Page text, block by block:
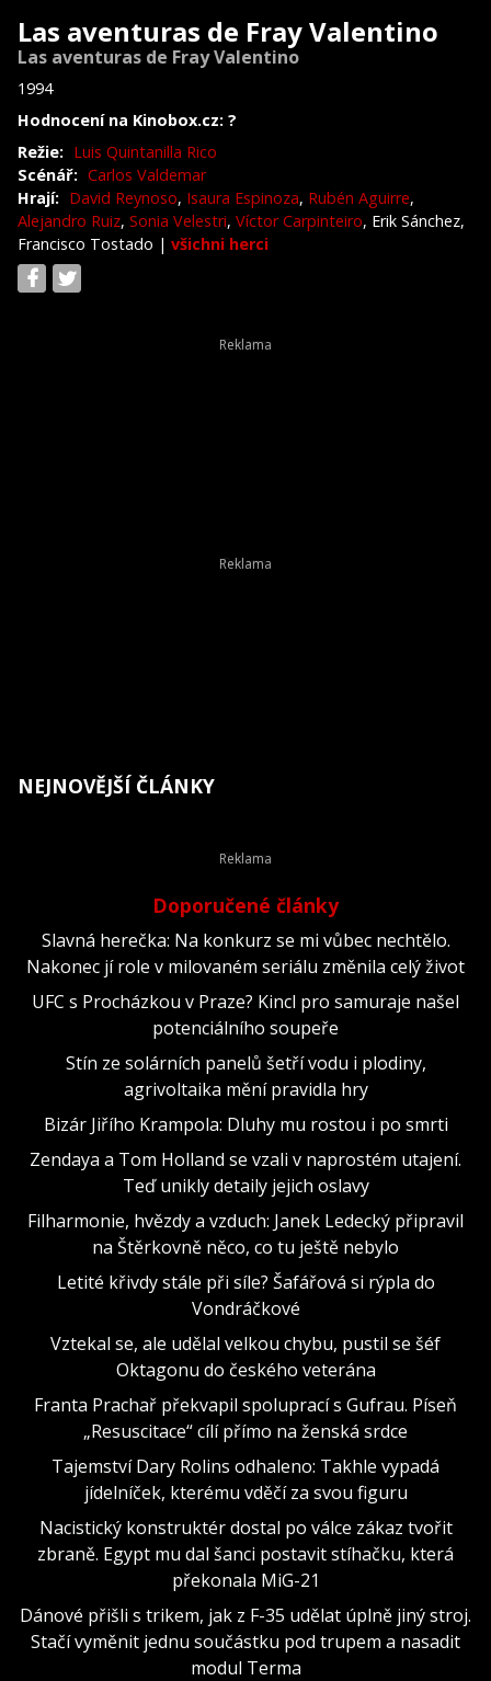
Las aventuras de Fray Valentino
Las aventuras de Fray Valentino
1994
Hodnocení na Kinobox.cz: ?
Režie: Luis Quintanilla Rico
Scénář: Carlos Valdemar
Hrají: David Reynoso, Isaura Espinoza, Rubén Aguirre,
Alejandro Ruiz, Sonia Velestri, Víctor Carpinteiro, Erik Sánchez,
Francisco Tostado | všichni herci
NEJNOVĚJŠÍ ČLÁNKY
Doporučené články
Slavná herečka: Na konkurz se mi vůbec nechtělo.
Nakonec jí role v milovaném seriálu změnila celý život
UFC s Procházkou v Praze? Kincl pro samuraje našel
potenciálního soupeře
Stín ze solárních panelů šetří vodu i plodiny,
agrivoltaika mění pravidla hry
Bizár Jiřího Krampola: Dluhy mu rostou i po smrti
Zendaya a Tom Holland se vzali v naprostém utajení.
Teď unikly detaily jejich oslavy
Filharmonie, hvězdy a vzduch: Janek Ledecký připravil
na Štěrkovně něco, co tu ještě nebylo
Letité křivdy stále při síle? Šafářová si rýpla do
Vondráčkové
Vztekal se, ale udělal velkou chybu, pustil se šéf
Oktagonu do českého veterána
Franta Prachař překvapil spoluprací s Gufrau. Píseň
„Resuscitace“ cílí přímo na ženská srdce
Tajemství Dary Rolins odhaleno: Takhle vypadá
jídelníček, kterému vděčí za svou figuru
Nacistický konstruktér dostal po válce zákaz tvořit
zbraně. Egypt mu dal šanci postavit stíhačku, která
překonala MiG-21
Dánové přišli s trikem, jak z F-35 udělat úplně jiný stroj.
Stačí vyměnit jednu součástku pod trupem a nasadit
modul Terma